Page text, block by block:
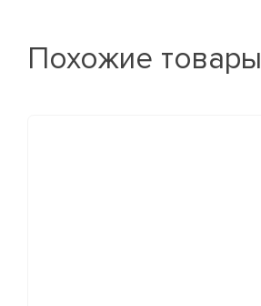
Похожие товары